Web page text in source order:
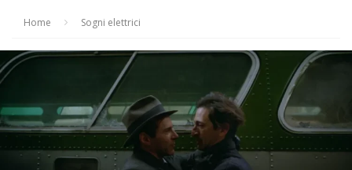
Home Sogni elettrici